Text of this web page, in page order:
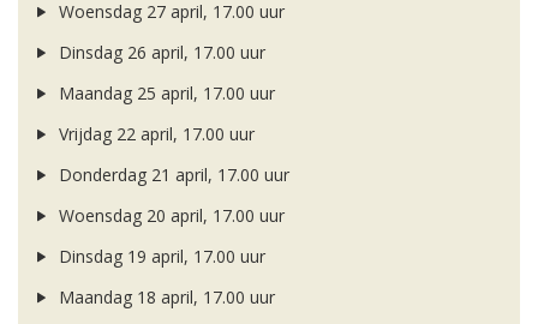
Woensdag 27 april, 17.00 uur
Dinsdag 26 april, 17.00 uur
Maandag 25 april, 17.00 uur
Vrijdag 22 april, 17.00 uur
Donderdag 21 april, 17.00 uur
Woensdag 20 april, 17.00 uur
Dinsdag 19 april, 17.00 uur
Maandag 18 april, 17.00 uur